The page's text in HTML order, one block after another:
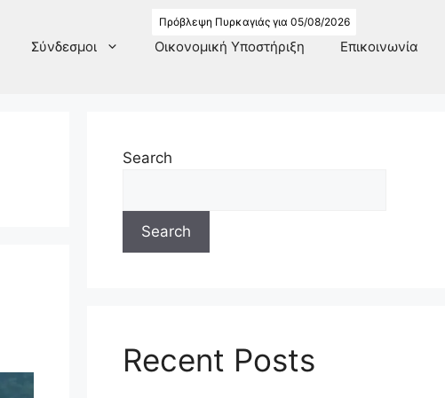
Πρόβλεψη Πυρκαγιάς για 05/08/2026
Σύνδεσμοι Οικονομική Υποστήριξη Επικοινωνία
Search
Search
Recent Posts